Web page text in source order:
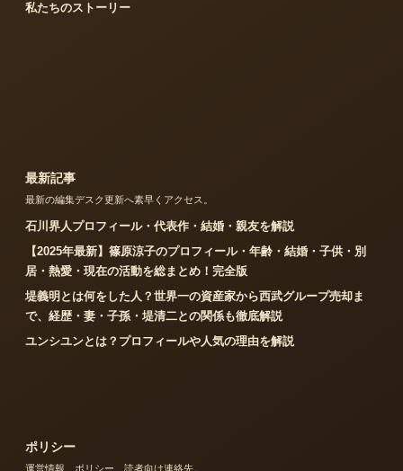
私たちのストーリー
最新記事
最新の編集デスク更新へ素早くアクセス。
石川界人プロフィール・代表作・結婚・親友を解説
【2025年最新】篠原涼子のプロフィール・年齢・結婚・子供・別
居・熱愛・現在の活動を総まとめ！完全版
堤義明とは何をした人？世界一の資産家から西武グループ売却ま
で、経歴・妻・子孫・堤清二との関係も徹底解説
ユンシユンとは？プロフィールや人気の理由を解説
ポリシー
運営情報、ポリシー、読者向け連絡先。